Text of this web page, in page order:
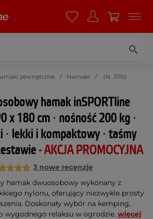
zewnętrzne Hamaki IN: 31110
hamak inSPORTline
x 180 cm ∙ nośność 200 kg ∙
∙ lekki i kompaktowy ∙ taśmy
- AKCJA PROMOCYJNA
3 nowe recenzje
hamak dwuosobowy wykonany z
nylonu, oferujący niezwykle prosty
Doskonały wybór na kemping,
wygodnego relaksu w ogrodzie. więcej